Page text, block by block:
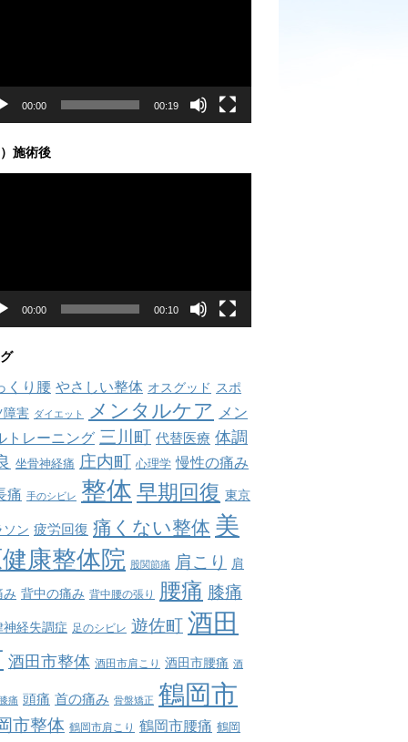
00:00 00:19
施術後
00:00 00:10
くり腰 やさしい整体 オスグッド スポ
障害 ダイエット メンタルケア メン
トレーニング 三川町 代替医療 体調
坐骨神経痛 庄内町 心理学 慢性の痛み
痛 手のシビレ 整体 早期回復 東京
ソン 疲労回復 痛くない整体 美
康整体院 股関節痛 肩こり 肩
み 背中の痛み 背中腰の張り 腰痛 膝痛
神経失調症 足のシビレ 遊佐町 酒田
酒田市整体 酒田市肩こり 酒田市腰痛 酒
痛 頭痛 首の痛み 骨盤矯正 鶴岡市
市整体 鶴岡市肩こり 鶴岡市腰痛 鶴岡